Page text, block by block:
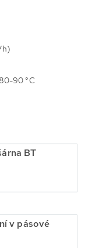
h)
90 °C
BT
v pásové